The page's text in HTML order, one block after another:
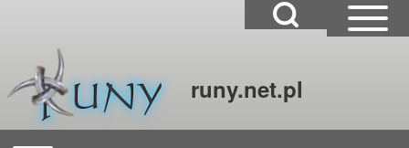
Szukaj
runy.net.pl